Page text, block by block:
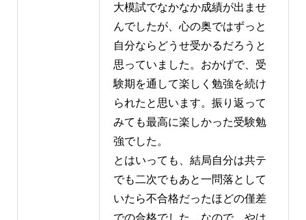
大模試でなかなか成績が出ませ
んでしたが、心の奥ではずっと
自分ならどうせ受かるだろうと
思っていました。おかげで、受
験期を通して楽しく勉強を続け
られたと思います。振り返って
みても最高に楽しかった受験勉
強でした。
とはいっても、結局自分は共テ
でも二次でもあと一問落として
いたら不合格だったほどの僅差
での合格でした。なので、やは